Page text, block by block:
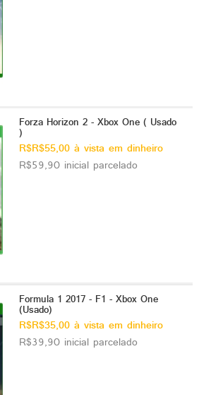
Forza Horizon 2 - Xbox One ( Usado
)
R$R$55,00 à vista em dinheiro
R$59,90 inicial parcelado
Formula 1 2017 - F1 - Xbox One
(Usado)
R$R$35,00 à vista em dinheiro
R$39,90 inicial parcelado